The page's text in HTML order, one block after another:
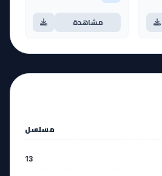
مشاهدة
مسلسل
13